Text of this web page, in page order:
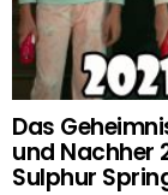
Das
und Nachher
Sulphur